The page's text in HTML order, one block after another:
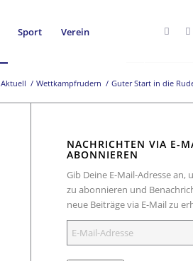
Sport Verein
Aktuell / Wettkampfrudern / Guter Start in die
NACHRICHTEN VIA E-
ABONNIEREN
Gib Deine E-Mail-Adresse an,
zu abonnieren und
neue Beiträge via E-Mail zu